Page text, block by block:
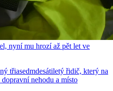
nyní mu hrozí až pět let ve
třiasedmdesátiletý řidič, který na
nehodu a místo